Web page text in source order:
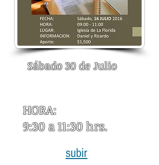
Sábado 30 de Julio
HORA:
9:30 a 11:30 hrs.
subir